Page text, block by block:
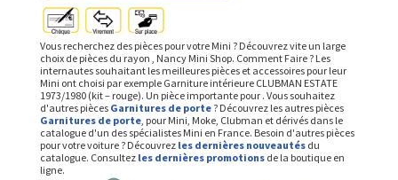
Vous recherchez des pièces pour votre Mini ? Découvrez vite un large
choix de pièces du rayon , Nancy Mini Shop. Comment Faire ? Les
internautes souhaitant les meilleures pièces et accessoires pour leur
Mini ont choisi par exemple Garniture intérieure CLUBMAN ESTATE
1973/1980 (kit – rouge). Un pièce importante pour . Vous souhaitez
d'autres pièces Garnitures de porte? Découvrez les autres pièces
Garnitures de porte, pour Mini, Moke, Clubman et dérivés dans le
catalogue d'un des spécialistes Mini en France. Besoin d'autres pièces
pour votre voiture ? Découvrez les dernières nouveautésdu
catalogue. Consultez les dernières promotionsde la boutique en
ligne.